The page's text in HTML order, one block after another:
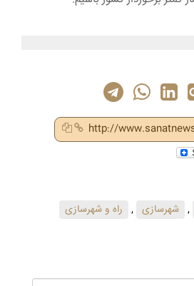
http://
, شهرسازی , راه و شهرسازی